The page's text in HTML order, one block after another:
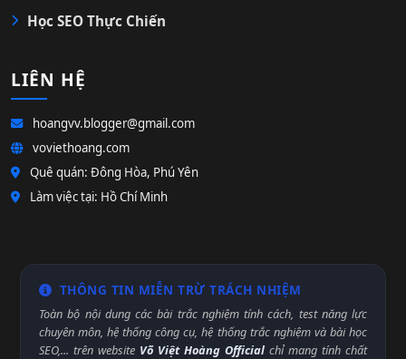
Học SEO Thực Chiến
LIÊN HỆ
hoangvv.blogger@gmail.com
voviethoang.com
Quê quán: Đông Hòa, Phú Yên
Làm việc tại: Hồ Chí Minh
THÔNG TIN MIỄN TRỪ TRÁCH NHIỆM
Toàn bộ nội dung các bài trắc nghiệm tính cách, test năng lực
chuyên môn, hệ thống công cụ, hệ thống trắc nghiệm và bài học
SEO,... trên website Võ Việt Hoàng Official chỉ mang tính chất